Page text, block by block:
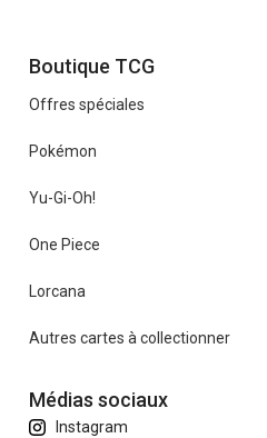
Boutique TCG
Offres spéciales
Pokémon
Yu-Gi-Oh!
One Piece
Lorcana
Autres cartes à collectionner
Médias sociaux
Instagram